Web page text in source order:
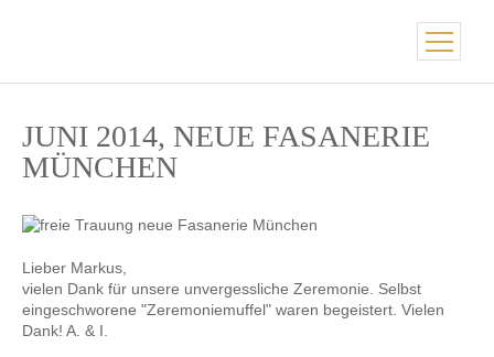
JUNI 2014, NEUE FASANERIE
MÜNCHEN
Lieber Markus,
vielen Dank für unsere unvergessliche Zeremonie. Selbst
eingeschworene "Zeremoniemuffel" waren begeistert. Vielen
Dank! A. & I.